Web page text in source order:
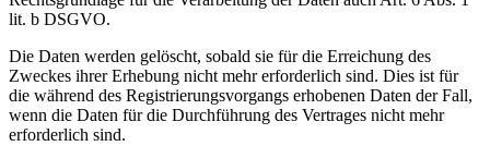
lit. b DSGVO.
Die Daten werden gelöscht, sobald sie für die Erreichung des
Zweckes ihrer Erhebung nicht mehr erforderlich sind. Dies ist für
die während des Registrierungsvorgangs erhobenen Daten der Fall,
wenn die Daten für die Durchführung des Vertrages nicht mehr
erforderlich sind.